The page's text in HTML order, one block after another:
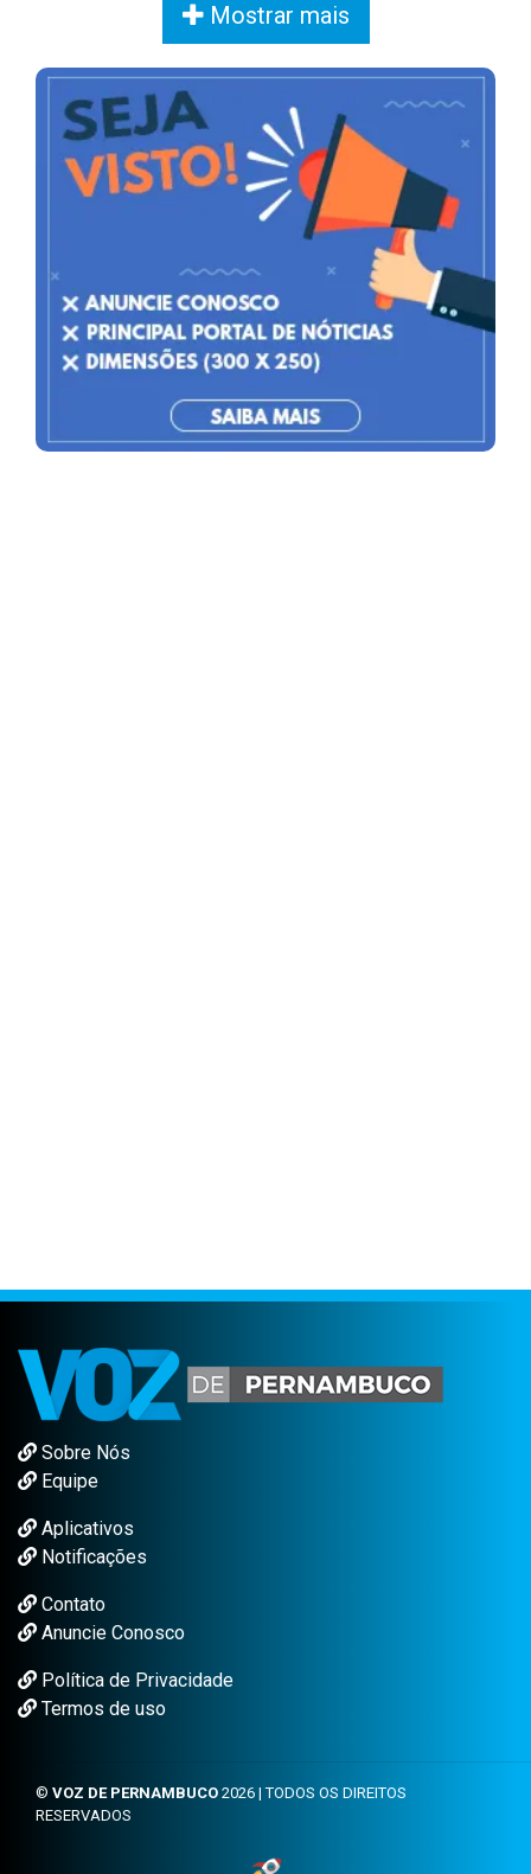
Mostrar mais
Sobre Nós
Equipe
Aplicativos
Notificações
Contato
Anuncie Conosco
Política de Privacidade
Termos de uso
© VOZ DE PERNAMBUCO 2026 | TODOS OS DIREITOS
RESERVADOS